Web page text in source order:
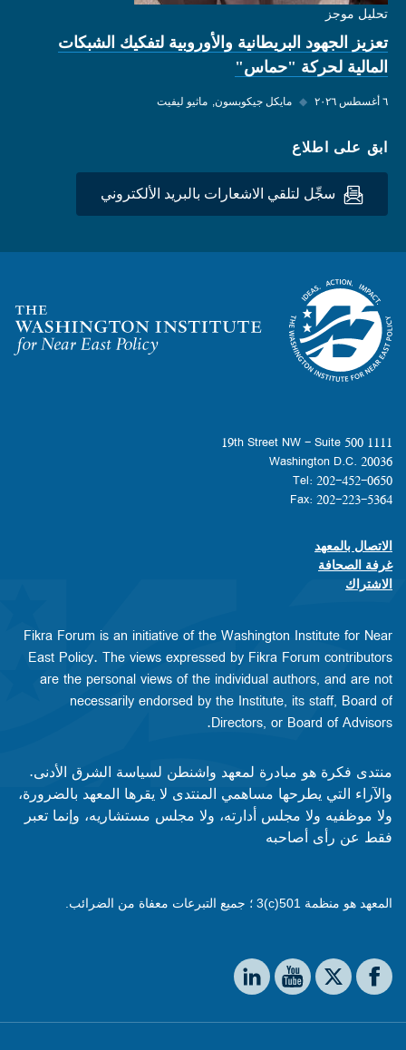
تحليل موجز
تعزيز الجهود البريطانية والأوروبية لتفكيك الشبكات
المالية لحركة "حماس"
٦ أغسطس ٢٠٢٦ ◆ مايكل جيكوبسون ماثيو ليفيت
ابق على اطلاع
سجِّل لتلقي الاشعارات بالبريد الألكتروني
Homepage
1111 19th Street NW - Suite 500
Washington D.C. 20036
Tel: 202-452-0650
Fax: 202-223-5364
Footer contact links
الاتصال بالمعهد
غرفة الصحافة
الاشتراك
Fikra Forum is an initiative of the Washington Institute for Near
East Policy. The views expressed by Fikra Forum contributors
are the personal views of the individual authors, and are not
necessarily endorsed by the Institute, its staff, Board of
Directors, or Board of Advisors.​​
منتدى فكرة هو مبادرة لمعهد واشنطن لسياسة الشرق الأدنى.
والآراء التي يطرحها مساهمي المنتدى لا يقرها المعهد بالضرورة،
ولا موظفيه ولا مجلس أدارته، ولا مجلس مستشاريه، وإنما تعبر
فقط عن رأى أصاحبه
المعهد هو منظمة 501(c)3 ؛ جميع التبرعات معفاة من الضرائب.
Social media
The Washington Institute on Facebook
The Washington Institute on X
The Washington Institute on YouTube
The Washington Institute on LinkedIn